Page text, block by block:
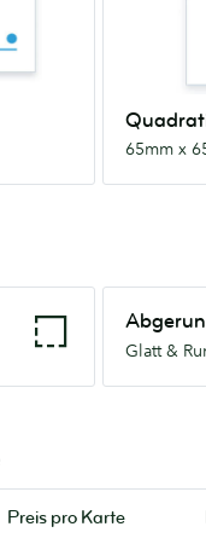
65mm x
Glatt &
Glatt
Rund
Preis pro Karte